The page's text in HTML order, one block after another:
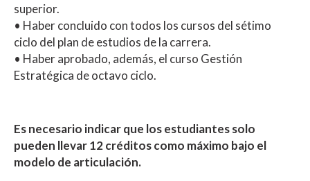
superior.
• Haber concluido con todos los cursos del sétimo
ciclo del plan de estudios de la carrera.
• Haber aprobado, además, el curso Gestión
Estratégica de octavo ciclo.
Es necesario indicar que los estudiantes solo
pueden llevar 12 créditos como máximo bajo el
modelo de articulación.